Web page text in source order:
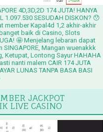
4D,3D,2D 174 JUTA! HANYA
1.097.530 SESUDAH DISKON? 😯
member Kapal4d 1,2 akhir-akhir
baik di Casino, Slots
🤩 Menjelang lebaran dapat
SINGAPORE, Mangan wuenakkk
Ketupat, Lontong Sayur HAHAHA
nanti malem CAIR 174 JUTA
LUNAS TANPA BASA BASI
JACKPOT
LIVE CASINO